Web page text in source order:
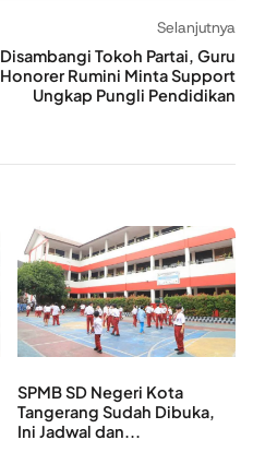
Selanjutnya
Disambangi Tokoh Partai, Guru
Honorer Rumini Minta Support
Ungkap Pungli Pendidikan
SPMB SD Negeri Kota
Tangerang Sudah Dibuka,
Ini Jadwal dan...